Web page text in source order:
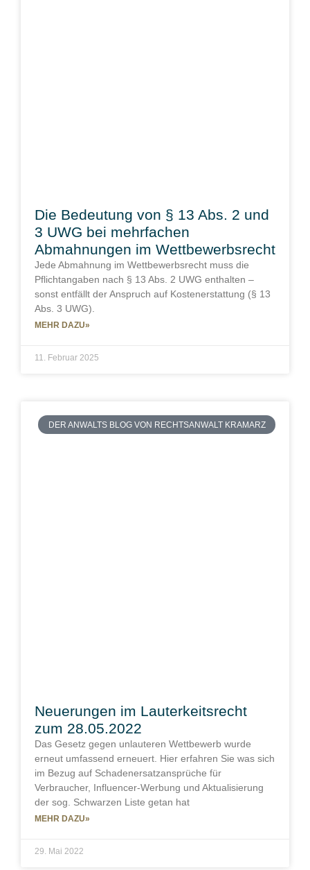
Die Bedeutung von § 13 Abs. 2 und
3 UWG bei mehrfachen
Abmahnungen im Wettbewerbsrecht
Jede Abmahnung im Wettbewerbsrecht muss die
Pflichtangaben nach § 13 Abs. 2 UWG enthalten –
sonst entfällt der Anspruch auf Kostenerstattung (§ 13
Abs. 3 UWG).
MEHR DAZU»
11. Februar 2025
DER ANWALTS BLOG VON RECHTSANWALT KRAMARZ
Neuerungen im Lauterkeitsrecht
zum 28.05.2022
Das Gesetz gegen unlauteren Wettbewerb wurde
erneut umfassend erneuert. Hier erfahren Sie was sich
im Bezug auf Schadenersatzansprüche für
Verbraucher, Influencer-Werbung und Aktualisierung
der sog. Schwarzen Liste getan hat
MEHR DAZU»
29. Mai 2022